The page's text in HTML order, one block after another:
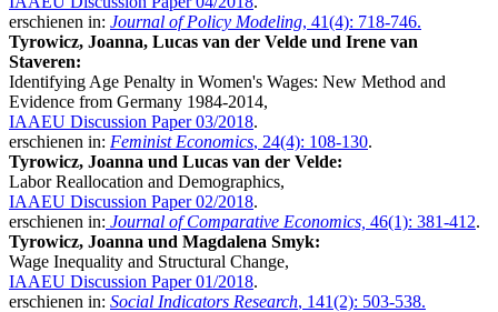
erschienen in: Journal of Policy Modeling, 41(4): 718-746.
Tyrowicz, Joanna, Lucas van der Velde und Irene van
Staveren:
Identifying Age Penalty in Women's Wages: New Method and
Evidence from Germany 1984-2014,
IAAEU Discussion Paper 03/2018.
erschienen in: Feminist Economics, 24(4): 108-130.
Tyrowicz, Joanna und Lucas van der Velde:
Labor Reallocation and Demographics,
IAAEU Discussion Paper 02/2018.
erschienen in: Journal of Comparative Economics, 46(1): 381-412.
Tyrowicz, Joanna und Magdalena Smyk:
Wage Inequality and Structural Change,
IAAEU Discussion Paper 01/2018.
erschienen in: Social Indicators Research, 141(2): 503-538.